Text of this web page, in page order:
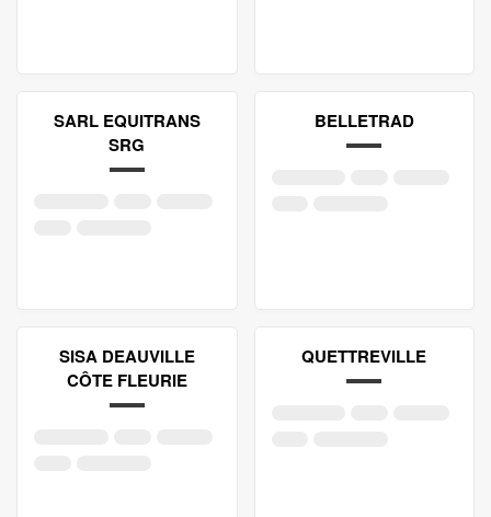
SARL EQUITRANS
SRG
BELLETRAD
SISA DEAUVILLE
CÔTE FLEURIE
QUETTREVILLE